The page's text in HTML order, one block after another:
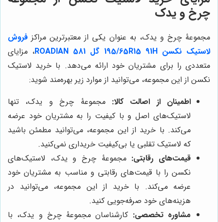
چرخ و یدک
مجموعۀ چرخ و یدک، به عنوان یکی از معتبرترین مراکز فروش
لاستیک نکسن 195/65R15 91H گل ROADIAN 581
، مزایای
متعددی را برای مشتریان خود ارائه می‌دهد. با خرید لاستیک
نکسن از این مجموعه، می‌توانید از موارد زیر بهره‌مند شوید:
اطمینان از اصالت کالا: مجموعۀ چرخ و یدک، تنها
لاستیک‌های اصل و با کیفیت را به مشتریان خود عرضه
می‌کند. با خرید از این مجموعه، می‌توانید مطمئن باشید
که لاستیک تقلبی یا بی‌کیفیت خریداری نمی‌کنید.
قیمت‌های رقابتی: مجموعۀ چرخ و یدک، لاستیک‌های
نکسن را با قیمت‌های رقابتی و مناسب به مشتریان خود
عرضه می‌کند. با خرید از این مجموعه، می‌توانید در
هزینه‌های خود صرفه‌جویی کنید.
مشاوره تخصصی: کارشناسان مجموعۀ چرخ و یدک، با